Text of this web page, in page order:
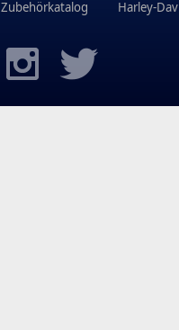
Zubehörkatalog
Harley-